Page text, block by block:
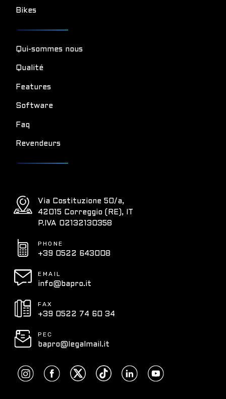
Bikes
Qui-sommes nous
Qualité
Features
Software
Faq
Revendeurs
Via Costituzione 50/a,
42015 Correggio (RE), IT
P.IVA 02132130358
PHONE
+39 0522 643008
EMAIL
info@bapro.it
FAX
+39 0522 74 60 34
PEC
bapro@legalmail.it